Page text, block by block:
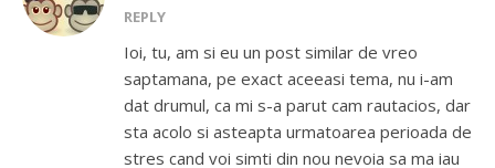
REPLY
Ioi, tu, am si eu un post similar de vreo
saptamana, pe exact aceeasi tema, nu i-am
dat drumul, ca mi s-a parut cam rautacios, dar
sta acolo si asteapta urmatoarea perioada de
stres cand voi simti din nou nevoia sa ma iau